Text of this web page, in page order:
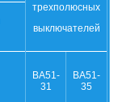
трехполюсных
выключателей
ВА51-
31
ВА51-
35